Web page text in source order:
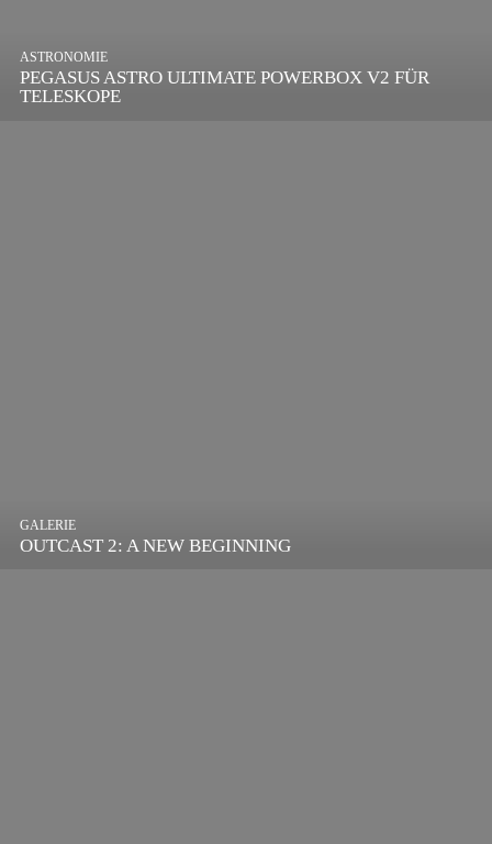
PEGASUS ASTRO ULTIMATE POWERBOX V2 FÜR
TELESKOPE
ASTRONOMIE
OUTCAST 2: A NEW BEGINNING
GALERIE